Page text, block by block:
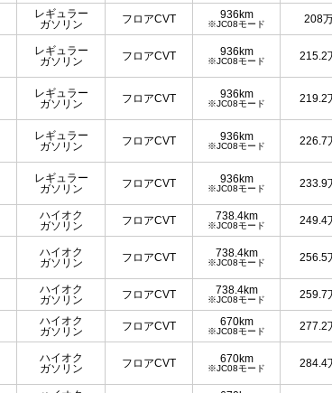
レギュラー
ガソリン
フロアCVT 936km
※JC08モード 208
レギュラー
ガソリン
フロアCVT 936km
※JC08モード 215.2
レギュラー
ガソリン
フロアCVT 936km
※JC08モード 219.2
レギュラー
ガソリン
フロアCVT 936km
※JC08モード 226.7
レギュラー
ガソリン
フロアCVT 936km
※JC08モード 233.9
ハイオク
ガソリン
フロアCVT 738.4km
※JC08モード 249.4
ハイオク
ガソリン
フロアCVT 738.4km
※JC08モード 256.5
ハイオク
ガソリン
フロアCVT 738.4km
※JC08モード 259.7
ハイオク
ガソリン
フロアCVT 670km
※JC08モード 277.2
ハイオク
ガソリン
フロアCVT 670km
※JC08モード 284.4